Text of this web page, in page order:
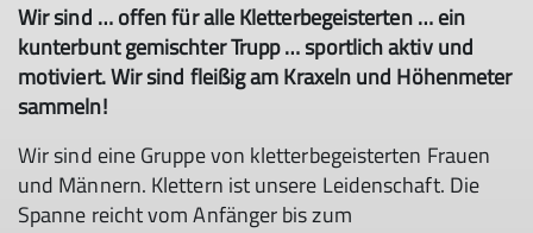
Wir sind … offen für alle Kletterbegeisterten … ein
kunterbunt gemischter Trupp … sportlich aktiv und
motiviert. Wir sind fleißig am Kraxeln und Höhenmeter
sammeln!
Wir sind eine Gruppe von kletterbegeisterten Frauen
und Männern. Klettern ist unsere Leidenschaft. Die
Spanne reicht vom Anfänger bis zum